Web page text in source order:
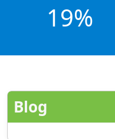
19%
Blog